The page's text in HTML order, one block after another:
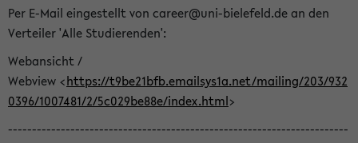
Per E-Mail eingestellt von career@uni-bielefeld.de an den
Verteiler 'Alle Studierenden':
Webansicht /
Webview <https://t9be21bfb.emailsys1a.net/mailing/203/932
0396/1007481/2/5c029be88e/index.html>
-----------------------------------------------------------------------